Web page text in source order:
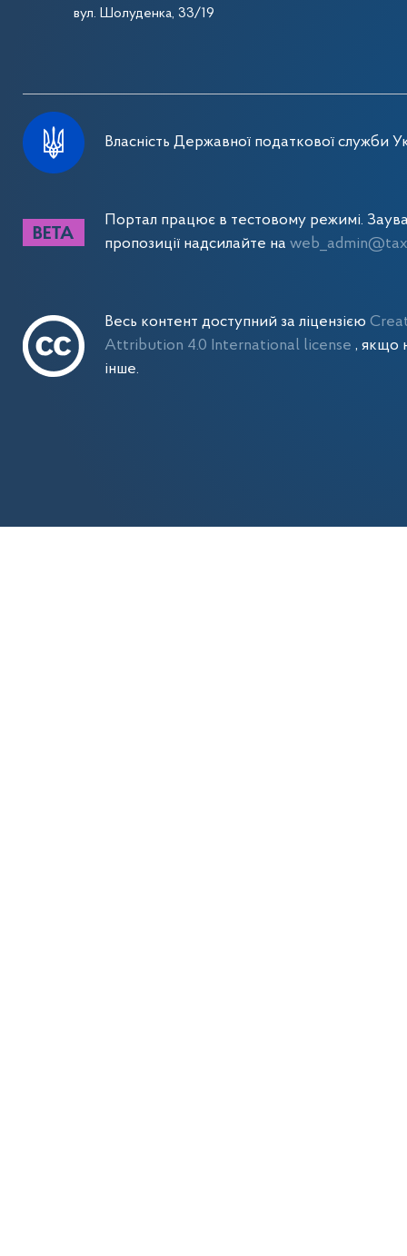
вул. Шолуденка, 33/19
Власність Державної податкової служби
Портал працює в тестовому режимі.
пропозиції надсилайте на
Весь контент доступний за ліцензією
Attribution 4.0 International license , якщо
інше.